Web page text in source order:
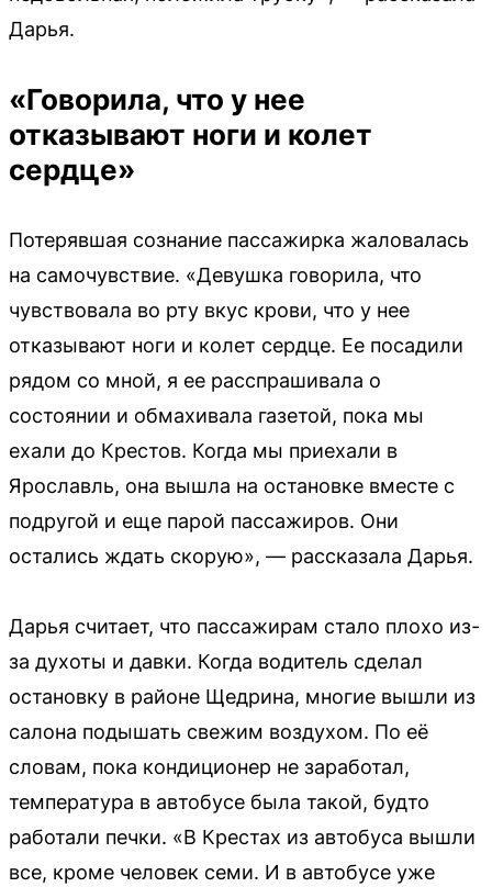
Дарья.
«Говорила, что у нее
отказывают ноги и колет
сердце»
Потерявшая сознание пассажирка жаловалась
на самочувствие. «Девушка говорила, что
чувствовала во рту вкус крови, что у нее
отказывают ноги и колет сердце. Ее посадили
рядом со мной, я ее расспрашивала о
состоянии и обмахивала газетой, пока мы
ехали до Крестов. Когда мы приехали в
Ярославль, она вышла на остановке вместе с
подругой и еще парой пассажиров. Они
остались ждать скорую», — рассказала Дарья.
Дарья считает, что пассажирам стало плохо из-
за духоты и давки. Когда водитель сделал
остановку в районе Щедрина, многие вышли из
салона подышать свежим воздухом. По её
словам, пока кондиционер не заработал,
температура в автобусе была такой, будто
работали печки. «В Крестах из автобуса вышли
все, кроме человек семи. И в автобусе уже